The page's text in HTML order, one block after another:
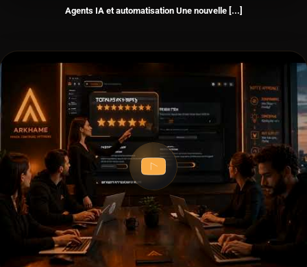
Agents IA et automatisation Une nouvelle [...]